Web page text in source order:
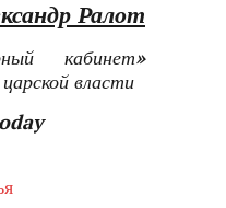
Ралот
кабинет»
власти